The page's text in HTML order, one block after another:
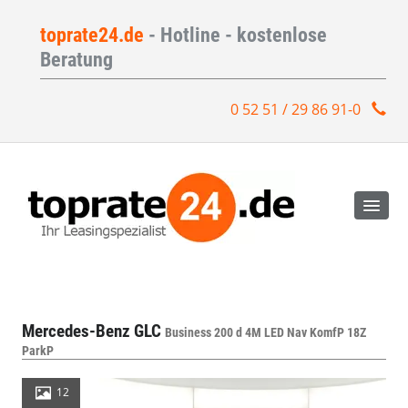
toprate24.de - Hotline - kostenlose
Beratung
0 52 51 / 29 86 91-0
Mercedes-Benz GLC Business 200 d 4M LED Nav KomfP 18Z
ParkP
12